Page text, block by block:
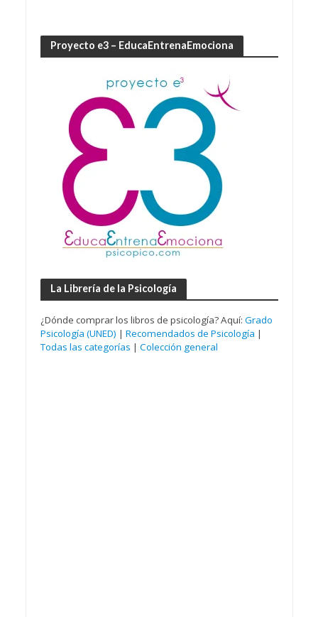
Proyecto e3 – EducaEntrenaEmociona
La Librería de la Psicología
¿Dónde comprar los libros de psicología? Aquí: Grado
Psicología (UNED) | Recomendados de Psicología |
Todas las categorías | Colección general